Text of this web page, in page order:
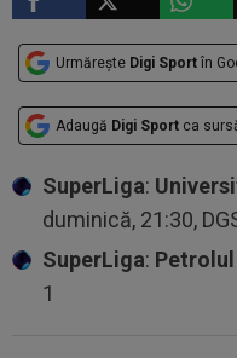
Urmărește Digi Sport în
Adaugă Digi Sport ca
SuperLiga:
duminică, 21:30,
SuperLiga: Petrolul
1